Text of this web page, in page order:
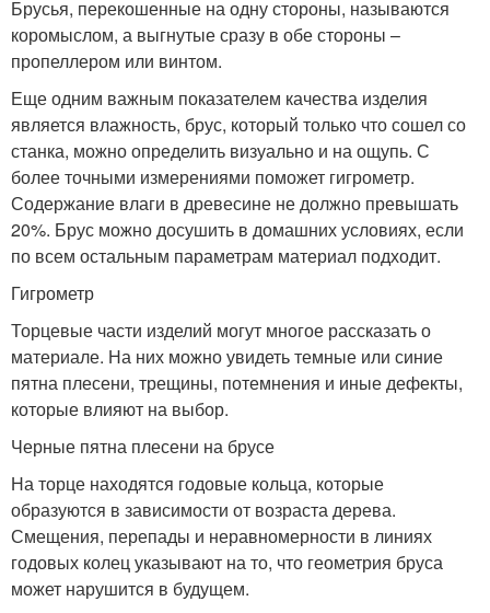
Брусья, перекошенные на одну стороны, называются
коромыслом, а выгнутые сразу в обе стороны –
пропеллером или винтом.
Еще одним важным показателем качества изделия
является влажность, брус, который только что сошел со
станка, можно определить визуально и на ощупь. С
более точными измерениями поможет гигрометр.
Содержание влаги в древесине не должно превышать
20%. Брус можно досушить в домашних условиях, если
по всем остальным параметрам материал подходит.
Гигрометр
Торцевые части изделий могут многое рассказать о
материале. На них можно увидеть темные или синие
пятна плесени, трещины, потемнения и иные дефекты,
которые влияют на выбор.
Черные пятна плесени на брусе
На торце находятся годовые кольца, которые
образуются в зависимости от возраста дерева.
Смещения, перепады и неравномерности в линиях
годовых колец указывают на то, что геометрия бруса
может нарушится в будущем.